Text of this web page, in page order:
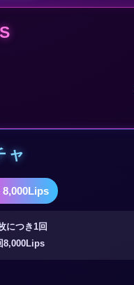
ャ
8,000Lips
につき1回
8,000Lips